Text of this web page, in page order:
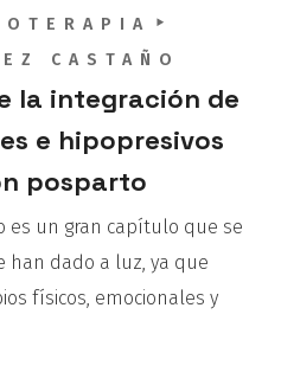
CASTAÑO
la integración de
e hipopresivos
posparto
es un gran capítulo que se
han dado a luz, ya que
físicos, emocionales y